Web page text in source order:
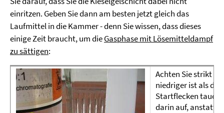
einritzen. Geben Sie dann am besten jetzt gleich das
Laufmittel in die Kammer - denn Sie wissen, dass dieses
einige Zeit braucht, um dieGasphase mit Lösemitteldampf
zu sättigen:
Achten Sie strikt
niedriger ist als
Startflecken
darin auf, anstatt